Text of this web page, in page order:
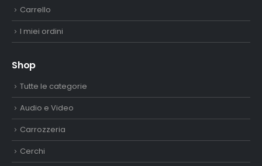
Carrello
I miei ordini
Shop
Tutte le categorie
Audio e Video
Carrozzeria
Cerchi